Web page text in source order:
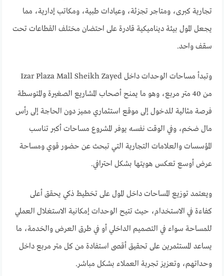
تجارية كبرى، ومتاجر تجزئة، وعيادات طبية، ومكاتب إدارية، مما
يجعل المول بيئة ديناميكية قادرة على احتضان مختلف القطاعات تحت
سقف واحد.
وتبدأ مساحات الوحدات داخل Izar Plaza Mall Sheikh Zayed
من 40 متر مربع، وهو ما يمنح أصحاب المشاريع الصغيرة والمتوسطة
فرصة مثالية للدخول إلى موقع استثماري مميز دون الحاجة إلى رأس
مال ضخم، وفي الوقت نفسه يوفر المشروع مساحات أكبر تناسب
المؤسسات والعلامات التجارية التي تبحث عن حضور قوي ومساحة
عرض أوسع تعكس هويتها بشكل احترافي.
ويعتمد توزيع المساحات داخل المول على تخطيط ذكي يحقق أعلى
كفاءة في الاستخدام، حيث تتيح الوحدات إمكانية الاستغلال العملي
للمساحة سواء في التصميم الداخلي أو في طرق العرض والخدمة، ما
يساعد المستثمرين على تحقيق أقصى استفادة من كل متر مربع داخل
وحداتهم، وتعزيز تجربة العملاء بشكل مباشر.